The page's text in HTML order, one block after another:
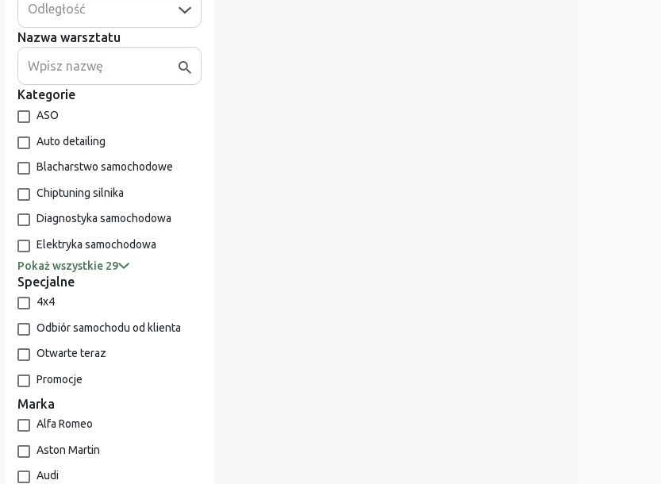
Odległość
Nazwa warsztatu
Kategorie
ASO
Auto detailing
Blacharstwo samochodowe
Chiptuning silnika
Diagnostyka samochodowa
Elektryka samochodowa
Pokaż wszystkie 29
Specjalne
4x4
Odbiór samochodu od klienta
Otwarte teraz
Promocje
Marka
Alfa Romeo
Aston Martin
Audi